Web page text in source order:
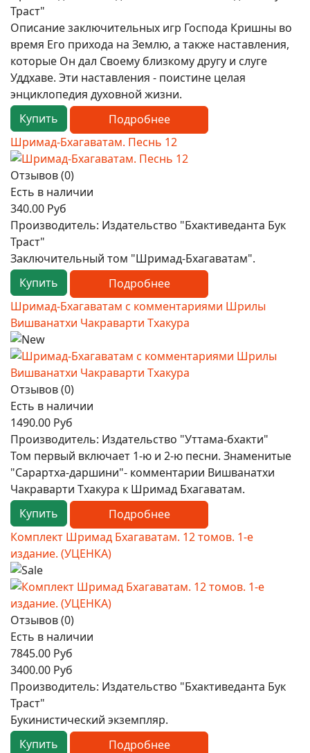
Траст"
Описание заключительных игр Господа Кришны во
время Его прихода на Землю, а также наставления,
которые Он дал Своему близкому другу и слуге
Уддхаве. Эти наставления - поистине целая
энциклопедия духовной жизни.
Купить
Подробнее
Шримад-Бхагаватам. Песнь 12
Отзывов (0)
Есть в наличии
340.00 Руб
Производитель: Издательство "Бхактиведанта Бук
Траст"
Заключительный том "Шримад-Бхагаватам".
Купить
Подробнее
Шримад-Бхагаватам с комментариями Шрилы
Вишванатхи Чакраварти Тхакура
Отзывов (0)
Есть в наличии
1490.00 Руб
Производитель: Издательство "Уттама-бхакти"
Том первый включает 1-ю и 2-ю песни. Знаменитые
"Сарартха-даршини"- комментарии Вишванатхи
Чакраварти Тхакура к Шримад Бхагаватам.
Купить
Подробнее
Комплект Шримад Бхагаватам. 12 томов. 1-е
издание. (УЦЕНКА)
Отзывов (0)
Есть в наличии
7845.00 Руб
3400.00 Руб
Производитель: Издательство "Бхактиведанта Бук
Траст"
Букинистический экземпляр.
Купить
Подробнее